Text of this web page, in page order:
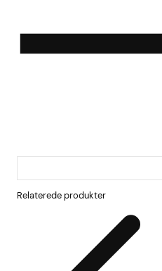
Relaterede produkter